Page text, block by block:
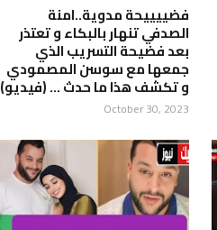
فضييييحة مدوية..امنة
الصدفي تنهار بالبكاء و تعتذر
بعد فضيحة التسريب الذي
جمعها مع سوسن المصمودي
و تكشف هذا ما حدث … (فيديو)
October 30, 2023